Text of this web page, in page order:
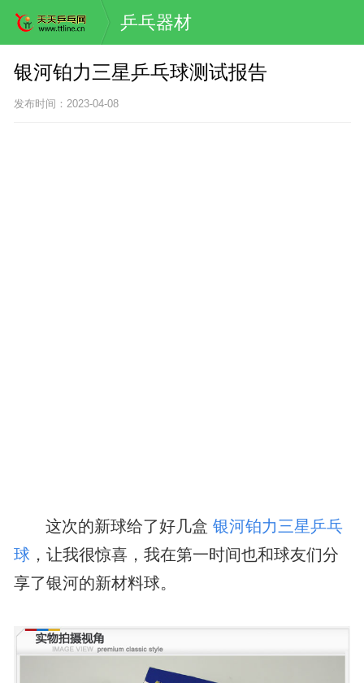
乒乓器材
银河铂力三星乒乓球测试报告
发布时间：2023-04-08
这次的新球给了好几盒银河铂力三星乒乓
球 ，让我很惊喜，我在第一时间也和球友们分
享了银河的新材料球。